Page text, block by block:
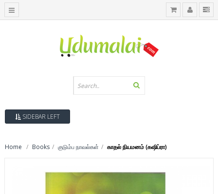
SIDEBAR LEFT
Home Books குடும்ப நாவல்கள் காதல் நியமனம் (கஷிப்ரா)